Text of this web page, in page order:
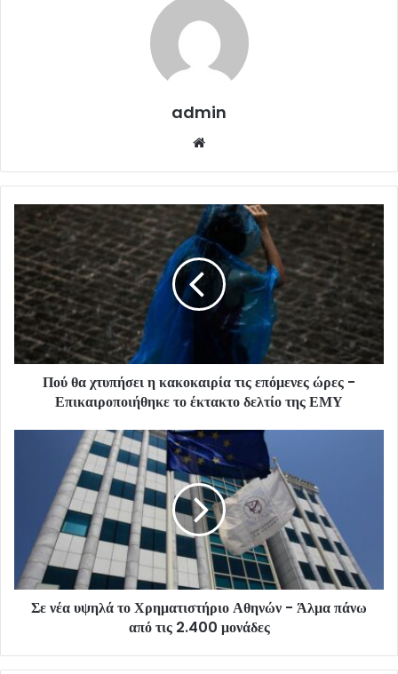
admin
Πού θα χτυπήσει η κακοκαιρία τις επόμενες ώρες -
Επικαιροποιήθηκε το έκτακτο δελτίο της ΕΜΥ
Σε νέα υψηλά το Χρηματιστήριο Αθηνών - Άλμα πάνω
από τις 2.400 μονάδες